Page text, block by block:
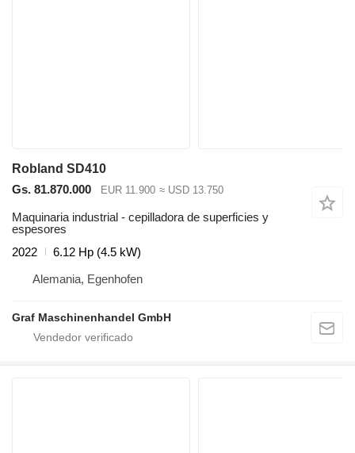
Robland SD410
Gs. 81.870.000
EUR 11.900 ≈ USD 13.750
Maquinaria industrial - cepilladora de superficies y
espesores
2022
6.12 Hp (4.5 kW)
Alemania, Egenhofen
Graf Maschinenhandel GmbH